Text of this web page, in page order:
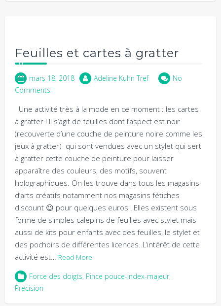
Feuilles et cartes à gratter
mars 18, 2018 Adeline Kuhn Tref
No
Comments
Une activité très à la mode en ce moment : les cartes
à gratter ! Il s’agit de feuilles dont l’aspect est noir
(recouverte d’une couche de peinture noire comme les
jeux à gratter) qui sont vendues avec un stylet qui sert
à gratter cette couche de peinture pour laisser
apparaître des couleurs, des motifs, souvent
holographiques. On les trouve dans tous les magasins
d’arts créatifs notamment nos magasins fétiches
discount 😉 pour quelques euros ! Elles existent sous
forme de simples calepins de feuilles avec stylet mais
aussi de kits pour enfants avec des feuilles, le stylet et
des pochoirs de différentes licences. L’intérêt de cette
activité est… Read More
Force des doigts, Pince pouce-index-majeur,
Précision